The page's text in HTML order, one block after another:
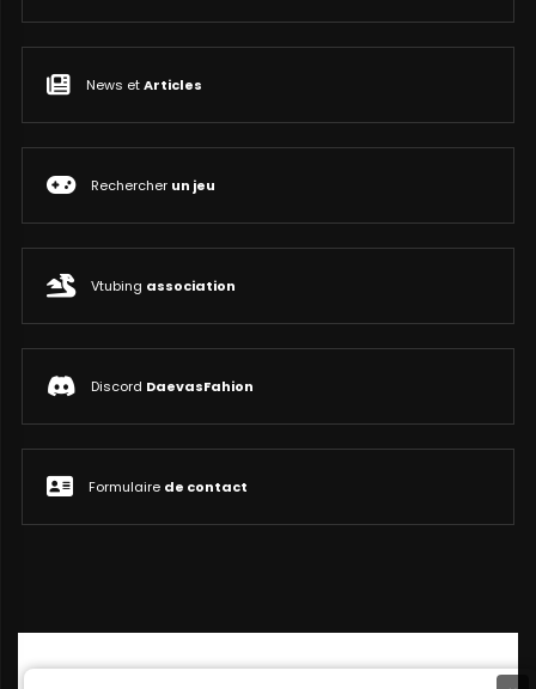
News etArticles
Rechercher un jeu
Vtubing association
Discord DaevasFahion
Formulaire de contact